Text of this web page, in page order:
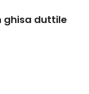
ghisa duttile